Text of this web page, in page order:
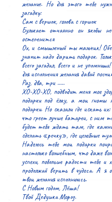
желание. Но для этого тебе
загадку:
Сам с вершок, голова с горшок
Булькает отчаянно он якобы
остепенится
Ох, и смышленый ты мальчик! Обе
значит надо дарить подарок.
всего загадал, всего и не
для исполнения желания давай
Раз, два, три …..
ХО-ХО-ХО, подводит меня мое
подарки под ёлку, а мои гномы
подарки. Но сказали где искать
что греет лучше батареи, с ним
будет тебя ждать там, где
сделать «речку», где целебные
Надеюсь тебе мои подарки
настолько волшебным, что даже
успехи, побольше радости тебе и
продолжай верить в чудеса. А я
твои желания исполнились.
С Новым годом, Лёша!
Твой Дедушка Мороз.